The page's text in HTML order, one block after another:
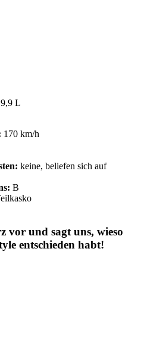
9,9 L
170 km/h
keine, beliefen sich auf
B
vor und sagt uns, wieso
entschieden habt!